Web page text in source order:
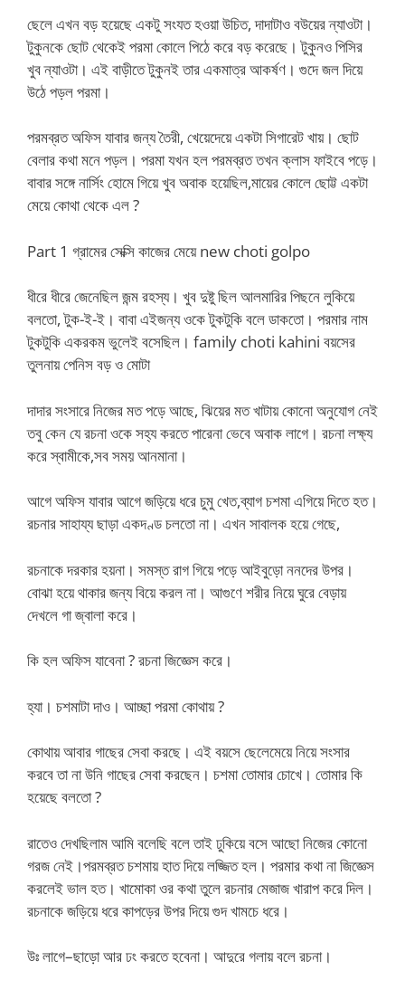
ছেলে এখন বড় হয়েছে একটু সংযত হওয়া উচিত, দাদাটাও বউয়ের ন্যাওটা।
টুকুনকে ছোট থেকেই পরমা কোলে পিঠে করে বড় করেছে। টুকুনও পিসির
খুব ন্যাওটা। এই বাড়ীতে টুকুনই তার একমাত্র আকর্ষণ। গুদে জল দিয়ে
উঠে পড়ল পরমা।
পরমব্রত অফিস যাবার জন্য তৈরী, খেয়েদেয়ে একটা সিগারেট খায়। ছোট
বেলার কথা মনে পড়ল। পরমা যখন হল পরমব্রত তখন ক্লাস ফাইবে পড়ে।
বাবার সঙ্গে নার্সিং হোমে গিয়ে খুব অবাক হয়েছিল,মায়ের কোলে ছোট্ট একটা
মেয়ে কোথা থেকে এল ?
Part 1 গ্রামের সেক্সি কাজের মেয়ে new choti golpo
ধীরে ধীরে জেনেছিল জন্ম রহস্য। খুব দুষ্টু ছিল আলমারির পিছনে লুকিয়ে
বলতো, টুক-ই-ই। বাবা এইজন্য ওকে টুকটুকি বলে ডাকতো। পরমার নাম
টুকটুকি একরকম ভুলেই বসেছিল। family choti kahini বয়সের
তুলনায় পেনিস বড় ও মোটা
দাদার সংসারে নিজের মত পড়ে আছে, ঝিয়ের মত খাটায় কোনো অনুযোগ নেই
তবু কেন যে রচনা ওকে সহ্য করতে পারেনা ভেবে অবাক লাগে। রচনা লক্ষ্য
করে স্বামীকে,সব সময় আনমানা।
আগে অফিস যাবার আগে জড়িয়ে ধরে চুমু খেত,ব্যাগ চশমা এগিয়ে দিতে হত।
রচনার সাহায্য ছাড়া একদণ্ড চলতো না। এখন সাবালক হয়ে গেছে,
রচনাকে দরকার হয়না। সমস্ত রাগ গিয়ে পড়ে আইবুড়ো ননদের উপর।
বোঝা হয়ে থাকার জন্য বিয়ে করল না। আগুণে শরীর নিয়ে ঘুরে বেড়ায়
দেখলে গা জ্বালা করে।
কি হল অফিস যাবেনা ? রচনা জিজ্ঞেস করে।
হ্যা। চশমাটা দাও। আচ্ছা পরমা কোথায় ?
কোথায় আবার গাছের সেবা করছে। এই বয়সে ছেলেমেয়ে নিয়ে সংসার
করবে তা না উনি গাছের সেবা করছেন। চশমা তোমার চোখে। তোমার কি
হয়েছে বলতো ?
রাতেও দেখছিলাম আমি বলেছি বলে তাই ঢুকিয়ে বসে আছো নিজের কোনো
গরজ নেই।পরমব্রত চশমায় হাত দিয়ে লজ্জিত হল। পরমার কথা না জিজ্ঞেস
করলেই ভাল হত। খামোকা ওর কথা তুলে রচনার মেজাজ খারাপ করে দিল।
রচনাকে জড়িয়ে ধরে কাপড়ের উপর দিয়ে গুদ খামচে ধরে।
উঃ লাগে–ছাড়ো আর ঢং করতে হবেনা। আদুরে গলায় বলে রচনা।